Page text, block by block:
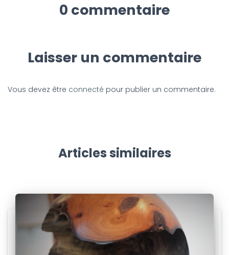
0 commentaire
Laisser un commentaire
Vous devez être connecté pour publier un commentaire.
Articles similaires